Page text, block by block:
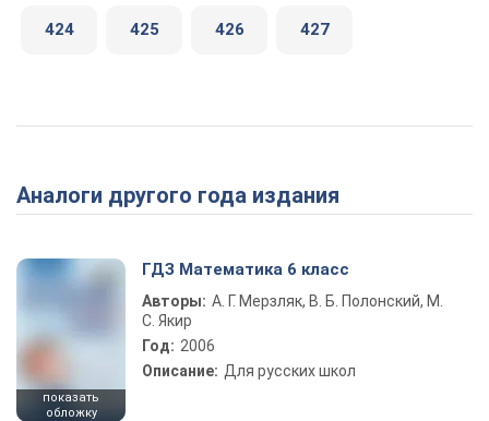
424 425 426 427
Аналоги другого года издания
показать
обложку
ГДЗ Математика 6 класс
Авторы: А. Г. Мерзляк, В. Б. Полонский, М.
С. Якир
Год: 2006
Описание: Для русских школ